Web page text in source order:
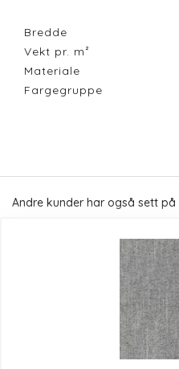
Bredde
Vekt pr. m²
Materiale
Fargegruppe
Andre kunder har også sett på